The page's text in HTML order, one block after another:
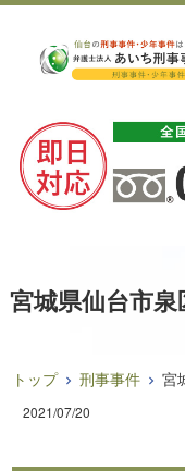
宮城県仙台市
トップ 刑事事件 宮
2021/07/20